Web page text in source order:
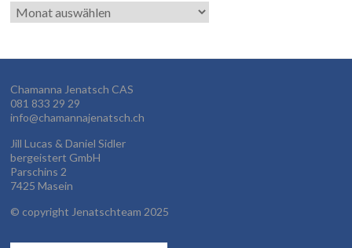
Alte
Einträge
Chamanna Jenatsch CAS
081 833 29 29
info@chamannajenatsch.ch
Jill Lucas & Daniel Sidler
bergeistert GmbH
Parschins 2
7425 Masein
© copyright Jenatschteam 2025